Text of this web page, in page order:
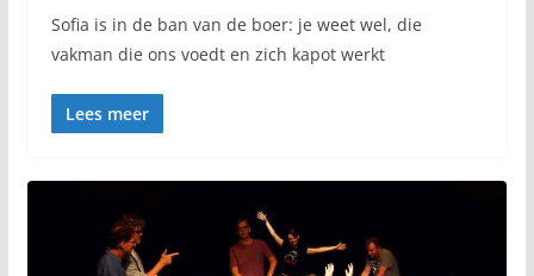
Sofia is in de ban van de boer: je weet wel, die
vakman die ons voedt en zich kapot werkt
Lees meer